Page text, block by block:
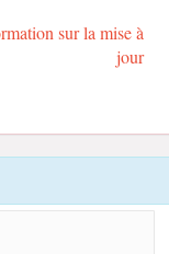
sur la mise à
jour